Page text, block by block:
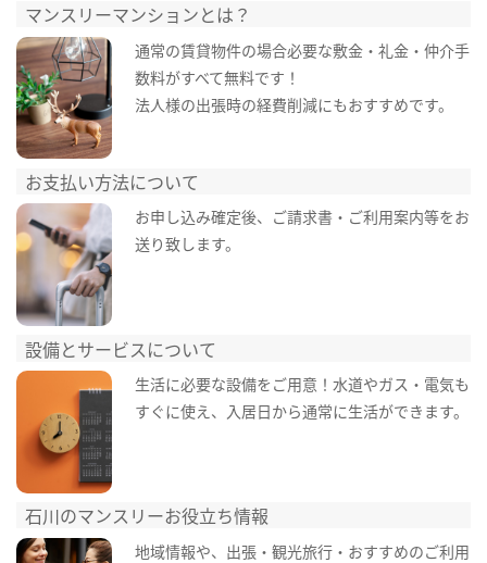
マンスリーマンションとは？
通常の賃貸物件の場合必要な敷金・礼金・仲介手
数料がすべて無料です！
法人様の出張時の経費削減にもおすすめです。
お支払い方法について
お申し込み確定後、ご請求書・ご利用案内等をお
送り致します。
設備とサービスについて
生活に必要な設備をご用意！水道やガス・電気も
すぐに使え、入居日から通常に生活ができます。
石川のマンスリーお役立ち情報
地域情報や、出張・観光旅行・おすすめのご利用